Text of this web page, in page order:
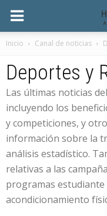
Inicio Canal de noticias
Deportes y
Las últimas noticias
incluyendo los
y competiciones, y
información sobre la
análisis estadístico.
relativas a las
programas estudiante
acondicionamiento